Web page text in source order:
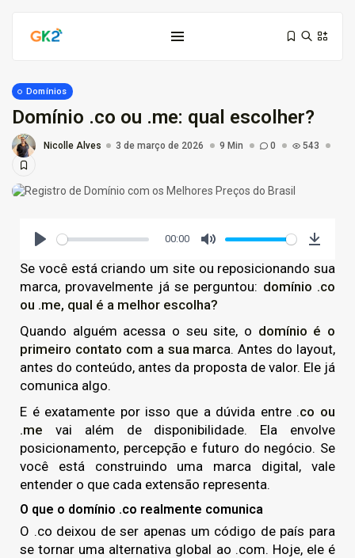
10 de março de 2026 6 Min
Domínio .co ou .me: qual...
Por que empresas escolhem suporte...
26 de fevereiro de 2026
Domínios
Domínio .co ou .me: qual escolher?
Nicolle Alves 3 de março de 2026 9 Min 0 543
00:00
Se você está criando um site ou reposicionando sua
marca, provavelmente já se perguntou: domínio .co
ou .me, qual é a melhor escolha?
Quando alguém acessa o seu site, o domínio é o
primeiro contato com a sua marca. Antes do layout,
antes do conteúdo, antes da proposta de valor. Ele já
comunica algo.
E é exatamente por isso que a dúvida entre .co ou
.me vai além de disponibilidade. Ela envolve
posicionamento, percepção e futuro do negócio. Se
você está construindo uma marca digital, vale
entender o que cada extensão representa.
O que o domínio .co realmente comunica
O .co deixou de ser apenas um código de país para
se tornar uma alternativa global ao .com. Hoje, ele é